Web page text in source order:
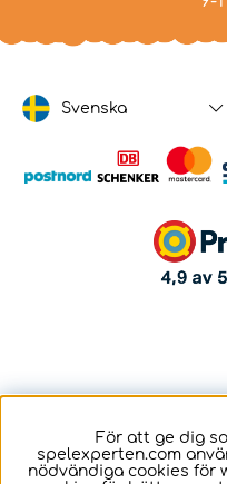
Svenska
För att ge dig
spelexperten.com
nödvändiga cookies för